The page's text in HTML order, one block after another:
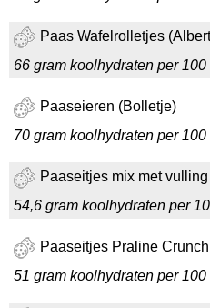
Paas Wafelrolletjes
66 gram koolhydraten per 100
Paaseieren (Bolletje)
70 gram koolhydraten per 100
Paaseitjes mix met
54,6 gram koolhydraten per
Paaseitjes Praline
51 gram koolhydraten per 100